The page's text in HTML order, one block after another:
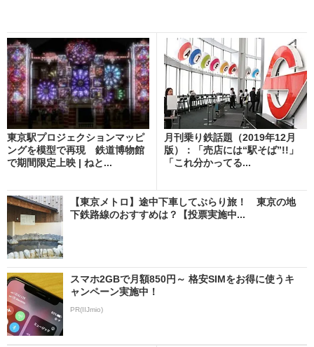
東京駅プロジェクションマッピ
ングを模型で再現 鉄道博物館
で期間限定上映 | ねと...
月刊乗り鉄話題（2019年12月
版）：「売店には“駅そば”!!」
「これ分かってる...
【東京メトロ】途中下車してぶらり旅！ 東京の地
下鉄路線のおすすめは？【投票実施中...
スマホ2GBで月額850円～ 格安SIMをお得に使うキ
ャンペーン実施中！
PR(IIJmio)